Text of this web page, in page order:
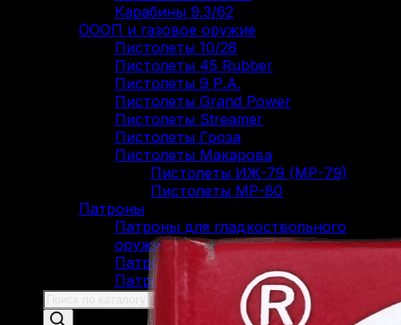
Карабины 9.3/62
ОООП и газовое оружие
Пистолеты 10/28
Пистолеты 45 Rubber
Пистолеты 9 Р.А.
Пистолеты Grand Power
Пистолеты Streamer
Пистолеты Гроза
Пистолеты Макарова
Пистолеты ИЖ-79 (МР-79)
Пистолеты МР-80
Патроны
Патроны для гладкоствольного
оружия
Патроны для нарезного оружия
Патроны для ОООП
Поиск
товаров